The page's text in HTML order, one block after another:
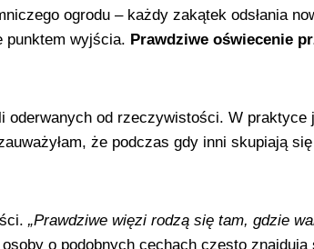
ogrodu – każdy zakątek odsłania
punktem wyjścia. Prawdziwe oświecenie
od rzeczywistości. W praktyce
że podczas gdy inni skupiają
„Prawdziwe więzi rodzą się tam, gdzie
o podobnych cechach często